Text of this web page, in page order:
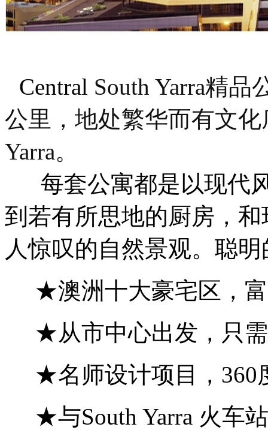
Central South Yarra精品
公里，地处繁华而有文
Yarra。
每套公寓都是以现代
到若有所思地的厨房，
人惊叹的自然景观。聪
★澳洲十大豪宅区，富
★从市中心出发，只需
★名师设计项目，360
★与South Yarra 火车